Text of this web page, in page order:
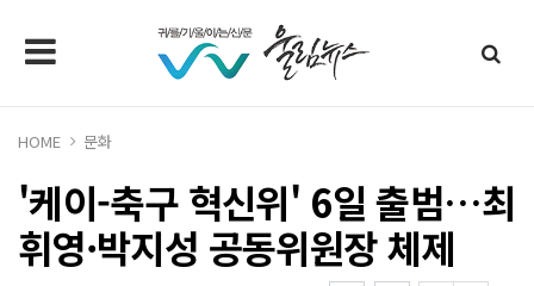
HOME 문화
'케이-축구 혁신위' 6일 출범…최
휘영·박지성 공동위원장 체제